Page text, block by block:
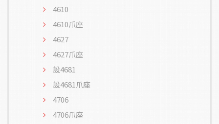
4610
4610爪座
4627
4627爪座
設4681
設4681爪座
4706
4706爪座